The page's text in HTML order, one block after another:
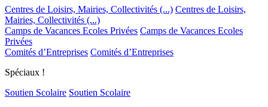
Centres de Loisirs, Mairies, Collectivités (...) Centres de Loisirs,
Mairies, Collectivités (...)
Camps de Vacances Ecoles Privées Camps de Vacances Ecoles
Privées
Comités d’Entreprises Comités d’Entreprises
Spéciaux !
Soutien Scolaire Soutien Scolaire